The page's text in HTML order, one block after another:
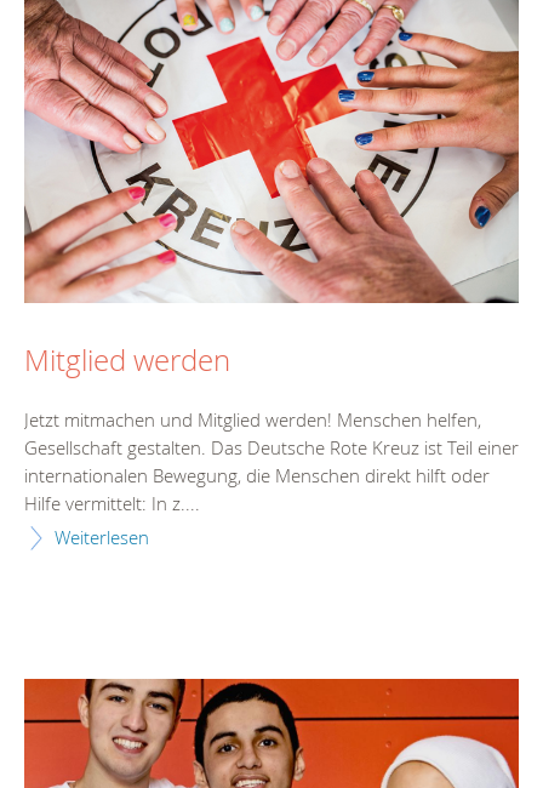
Mitglied werden
Jetzt mitmachen und Mitglied werden! Menschen helfen,
Gesellschaft gestalten. Das Deutsche Rote Kreuz ist Teil einer
internationalen Bewegung, die Menschen direkt hilft oder
Hilfe vermittelt: In z....
Weiterlesen